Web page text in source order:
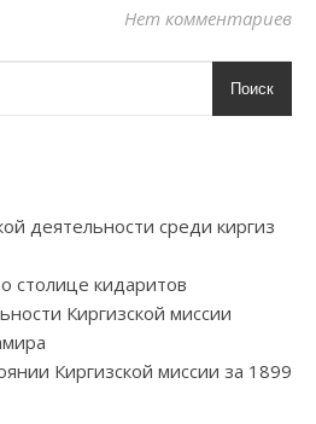
Нет комментариев
Поиск
деятельности среди киргиз
столице кидаритов
Киргизской миссии
Киргизской миссии за 1899